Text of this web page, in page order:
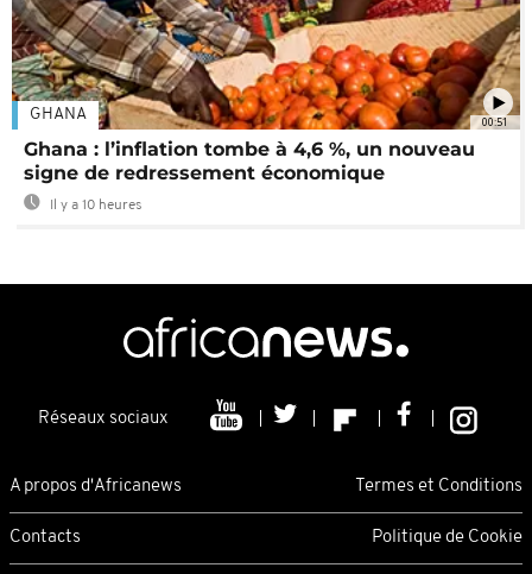
00:51
GHANA
Ghana : l’inflation tombe à 4,6 %, un nouveau
signe de redressement économique
Il y a 10 heures
Réseaux sociaux
A propos d'Africanews Termes et Conditions
Contacts Politique de Cookie